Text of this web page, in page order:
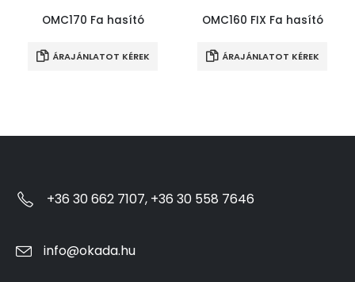
OMC170 Fa hasító
ÁRAJÁNLATOT KÉREK
OMC160 FIX Fa hasító
ÁRAJÁNLATOT KÉREK
+36 30 662 7107, +36 30 558 7646
info@okada.hu